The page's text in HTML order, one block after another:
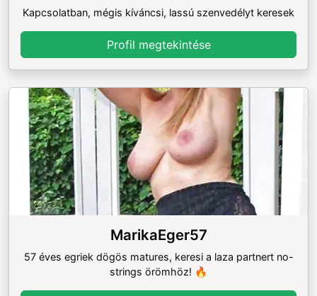
Kapcsolatban, mégis kíváncsi, lassú szenvedélyt keresek
Profil megtekintése
MarikaEger57
57 éves egriek dögös matures, keresi a laza partnert no-
strings örömhöz! 🔥